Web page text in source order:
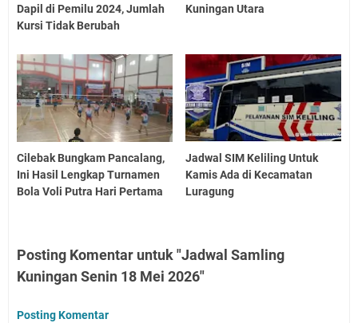
Dapil di Pemilu 2024, Jumlah
Kursi Tidak Berubah
Kuningan Utara
Cilebak Bungkam Pancalang,
Ini Hasil Lengkap Turnamen
Bola Voli Putra Hari Pertama
Jadwal SIM Keliling Untuk
Kamis Ada di Kecamatan
Luragung
Posting Komentar untuk "Jadwal Samling
Kuningan Senin 18 Mei 2026"
Posting Komentar